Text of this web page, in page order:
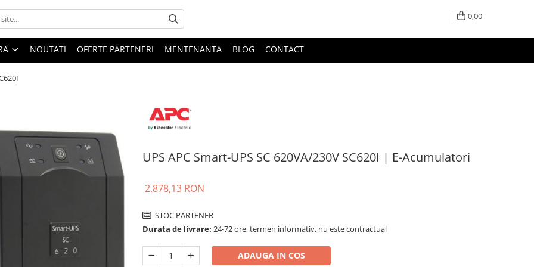
0,00
NOUTATI OFERTE PARTENERI MENTENANTA BLOG CONTACT
UPS APC Smart-UPS SC 620VA/230V SC620I | E-Acumulatori
2.878,13 RON
STOC PARTENER
Durata de livrare: 24-72 ore, termen informativ, nu este contractual
ADAUGA IN COS